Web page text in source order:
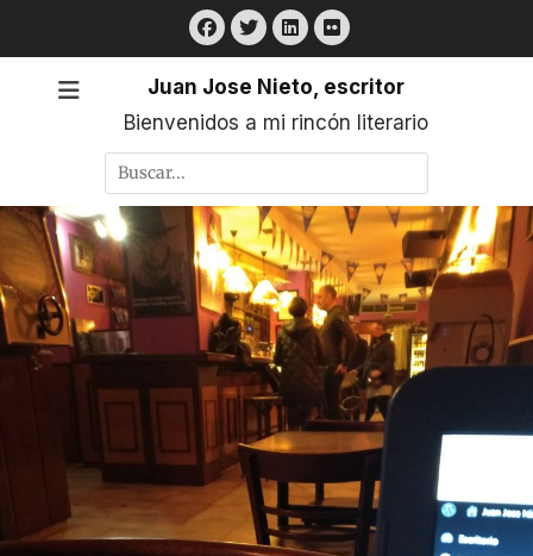
al
contenido
Facebook
Twitter
LinkedIn
Flickr
Juan Jose Nieto, escritor
Bienvenidos a mi rincón literario
Buscar
por: